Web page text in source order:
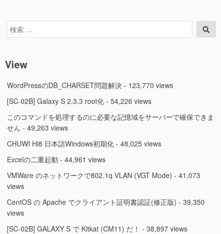
検
索
索
View
WordPressのDB_CHARSET問題解決 - 123,770 views
[SC-02B] Galaxy S 2.3.3 root化 - 54,226 views
このコマンドを処理するのに必要な記憶域をサーバーで確保できま
せん - 49,263 views
CHUWI Hi8 日本語Windows初期化 - 48,025 views
Excelの二重起動 - 44,961 views
VMWare のネットワークで802.1q VLAN (VGT Mode) - 41,073
views
CentOS の Apache でクライアント証明書認証(修正版) - 39,350
views
[SC-02B] GALAXY S で Kitkat (CM11) だ！ - 38,897 views